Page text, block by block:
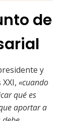
de
y
«cuando
qué es
aportar a